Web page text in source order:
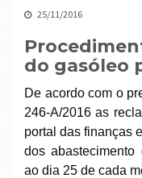
25/11/2016
do gasóleo
De acordo com o
246-A/2016 as
portal das finanças
dos
ao dia 25 de cada